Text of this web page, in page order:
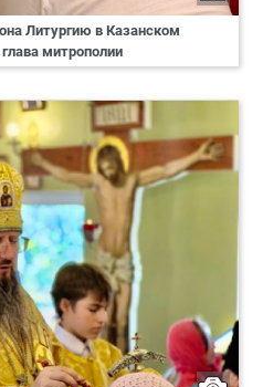
Литургию в Казанском
митрополии